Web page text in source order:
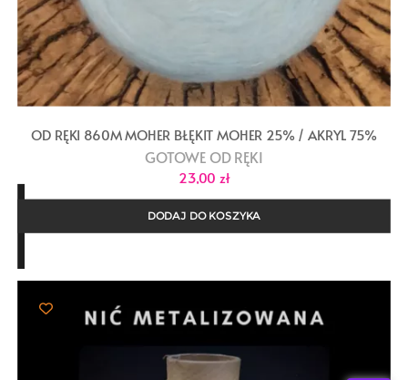
OD RĘKI 860M MOHER BŁĘKIT MOHER 25% / AKRYL 75%
GOTOWE OD RĘKI
23,00zł
DODAJ DO KOSZYKA